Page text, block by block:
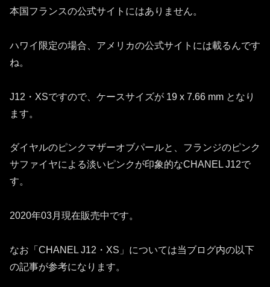
本国フランスの公式サイトにはありません。
ハワイ限定の場合、アメリカの公式サイトには載るんです
ね。
J12・XSですので、ケースサイズが 19 x 7.66 mm となり
ます。
ダイヤルのピンクマザーオブパールと、フランジのピンク
サファイヤによる淡いピンクが印象的なCHANEL J12で
す。
2020年03月現在販売中です。
なお「CHANEL J12・XS」については当ブログ内の以下
の記事が参考になります。